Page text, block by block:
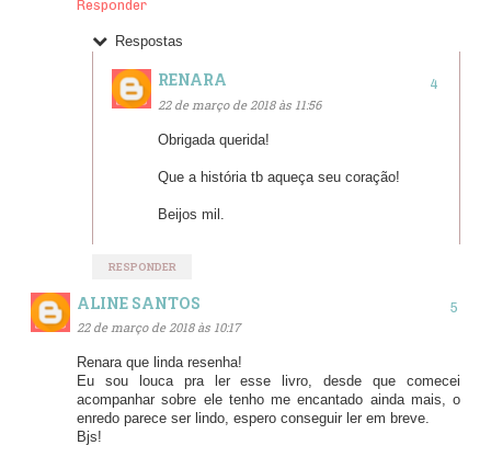
Responder
Respostas
RENARA
22 de março de 2018 às 11:56
Obrigada querida!
Que a história tb aqueça seu coração!
Beijos mil.
RESPONDER
ALINE SANTOS
22 de março de 2018 às 10:17
Renara que linda resenha!
Eu sou louca pra ler esse livro, desde que comecei
acompanhar sobre ele tenho me encantado ainda mais, o
enredo parece ser lindo, espero conseguir ler em breve.
Bjs!